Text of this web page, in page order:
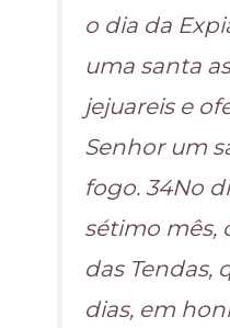
o dia da
uma santa
jejuareis e
Senhor um
fogo. 34No
sétimo mês,
das Tendas,
dias, em